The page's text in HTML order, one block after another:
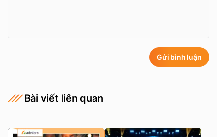
Gửi bình luận
Bài viết liên quan